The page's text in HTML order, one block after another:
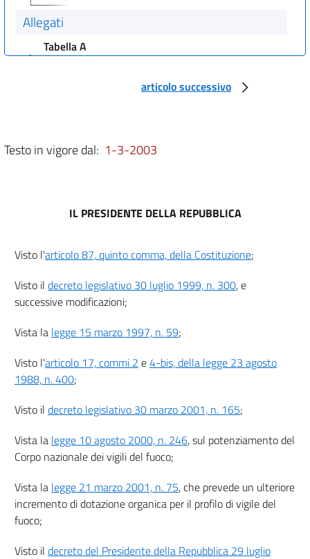
Allegati
Tabella A
articolo successivo
Testo in vigore dal: 1-3-2003
IL PRESIDENTE DELLA REPUBBLICA
Visto l'articolo 87, quinto comma, della Costituzione;
Visto il decreto legislativo 30 luglio 1999, n. 300, e
successive modificazioni;
Vista la legge 15 marzo 1997, n. 59;
Visto l'articolo 17, commi 2 e4-bis, della legge 23 agosto
1988, n. 400;
Visto il decreto legislativo 30 marzo 2001, n. 165;
Vista la legge 10 agosto 2000, n. 246, sul potenziamento del
Corpo nazionale dei vigili del fuoco;
Vista la legge 21 marzo 2001, n. 75, che prevede un ulteriore
incremento di dotazione organica per il profilo di vigile del
fuoco;
Visto il decreto del Presidente della Repubblica 29 luglio